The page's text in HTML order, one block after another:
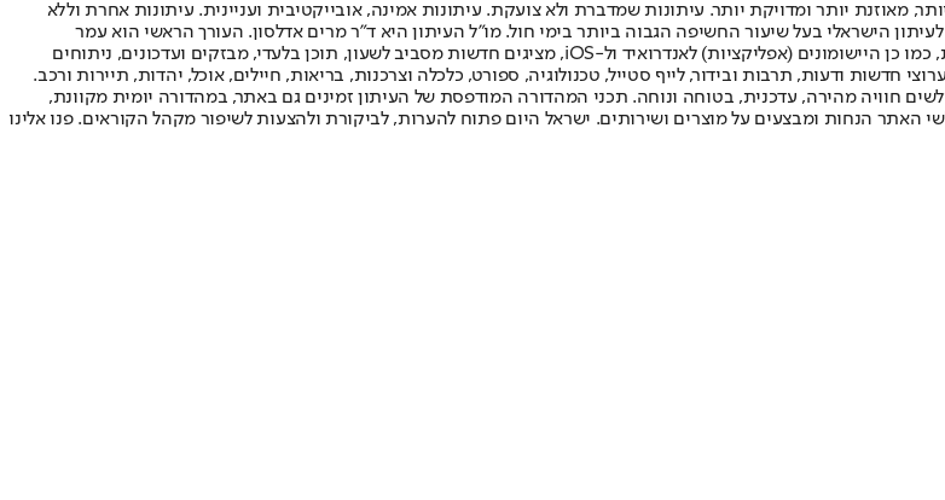
מאוזנת יותר ומדויקת יותר. עיתונות שמדברת ולא צועקת. עיתונות אמינה, אובייקטיבית ועניינית. עיתונות אחרת וללא
פורסמה ב-30 ביולי 2007, וב-2010 הפך "ישראל היום" לעיתון הישראלי בעל שיעור החשיפה הגבוה ביותר בימי חול. מו"ל העיתון היא ד"ר מרים אדלסון. העורך הראשי הוא עמר
לחמנוביץ, והעורך המייסד הוא עמוס רגב. אתרי האינטרנט של "ישראל היום" בעברית ובאנגלית, כמו כן היישומונים (אפליקציות) לאנדרואיד ול-iOS, מציגים חדשות מסביב לשעון, תוכן בלעדי, מבזקים ועדכונים, ניתוחים
חדשות ודעות, תרבות ובידור, לייף סטייל, טכנולוגיה, ספורט, כלכלה וצרכנות, בריאות, חיילים, אוכל, יהדות, תיירות ורכב.
חוויה מהירה, עדכנית, בטוחה ונוחה. תכני המהדורה המודפסת של העיתון זמינים גם באתר, במהדורה יומית מקוונת,
האתר הנחות ומבצעים על מוצרים ושירותים. ישראל היום פתוח להערות, לביקורת ולהצעות לשיפור מקהל הקוראים. פנו אלינו